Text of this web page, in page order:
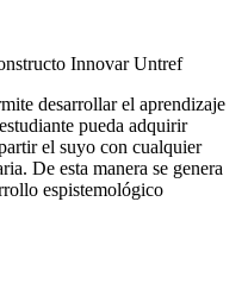
Innovar Untref
desarrollar el aprendizaje
pueda adquirir
el suyo con cualquier
De esta manera se genera
espistemológico